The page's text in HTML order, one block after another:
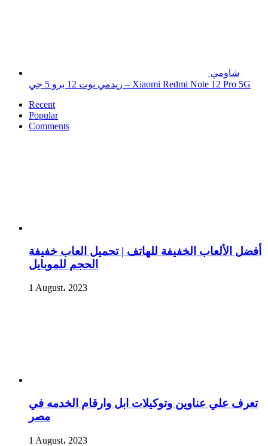
شاومي
ريدمي نوت 12 برو 5 جي – Xiaomi Redmi Note 12 Pro 5G
Recent
Popular
Comments
أفضل الألعاب الخفيفة للهاتف | تحميل العاب خفيفة
الحجم للموبايل
1 August، 2023
تعرف علي عناوين وتوكيلات ابل وارقام الخدمه في
مصر
1 August، 2023